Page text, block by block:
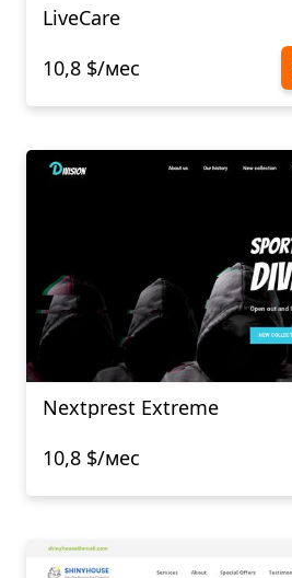
LiveCare
10,8 $/мес
Nextprest Extreme
10,8 $/мес